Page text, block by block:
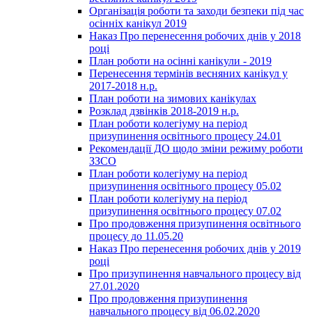
Організація роботи та заходи безпеки під час
осінніх канікул 2019
Наказ Про перенесення робочих днів у 2018
році
План роботи на осінні канікули - 2019
Перенесення термінів весняних канікул у
2017-2018 н.р.
План роботи на зимових канікулах
Розклад дзвінків 2018-2019 н.р.
План роботи колегіуму на період
призупинення освітнього процесу 24.01
Рекомендації ДО щодо зміни режиму роботи
ЗЗСО
План роботи колегіуму на період
призупинення освітнього процесу 05.02
План роботи колегіуму на період
призупинення освітнього процесу 07.02
Про продовження призупинення освітнього
процесу до 11.05.20
Наказ Про перенесення робочих днів у 2019
році
Про призупинення навчального процесу від
27.01.2020
Про продовження призупинення
навчального процесу від 06.02.2020